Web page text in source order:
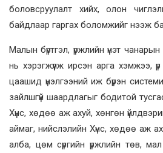
боловсруулалт хийх, олон
байдлаар гаргах боломжийг нээж
Малын бүртгэл, үржлийн үнэт
нь хэрэгжүүлж ирсэн арга хэмжээ,
цаашид үнэлгээний иж бүрэн
зайлшгүй шаардлагыг бодитой
Хүнс, хөдөө аж ахуй, хөнгөн
аймаг, нийслэлийн Хүнс, хөдөө аж
алба, цөм сүргийн үржлийн төв,